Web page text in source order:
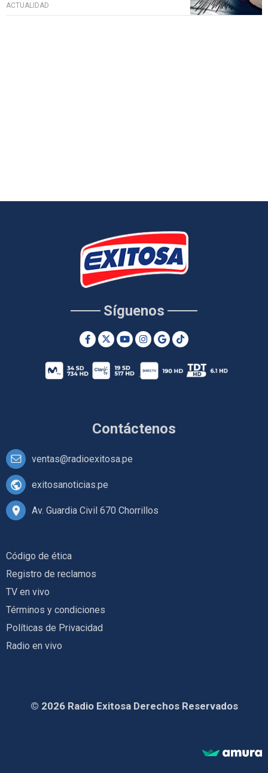
ACTUALIDAD
Contáctenos
ventas@radioexitosa.pe
exitosanoticias.pe
Av. Guardia Civil 670 Chorrillos
Síguenos
Código de ética
Registro de reclamos
TV en vivo
Términos y condiciones
Políticas de Privacidad
Radio en vivo
© 2026 Radio Exitosa Derechos Reservados